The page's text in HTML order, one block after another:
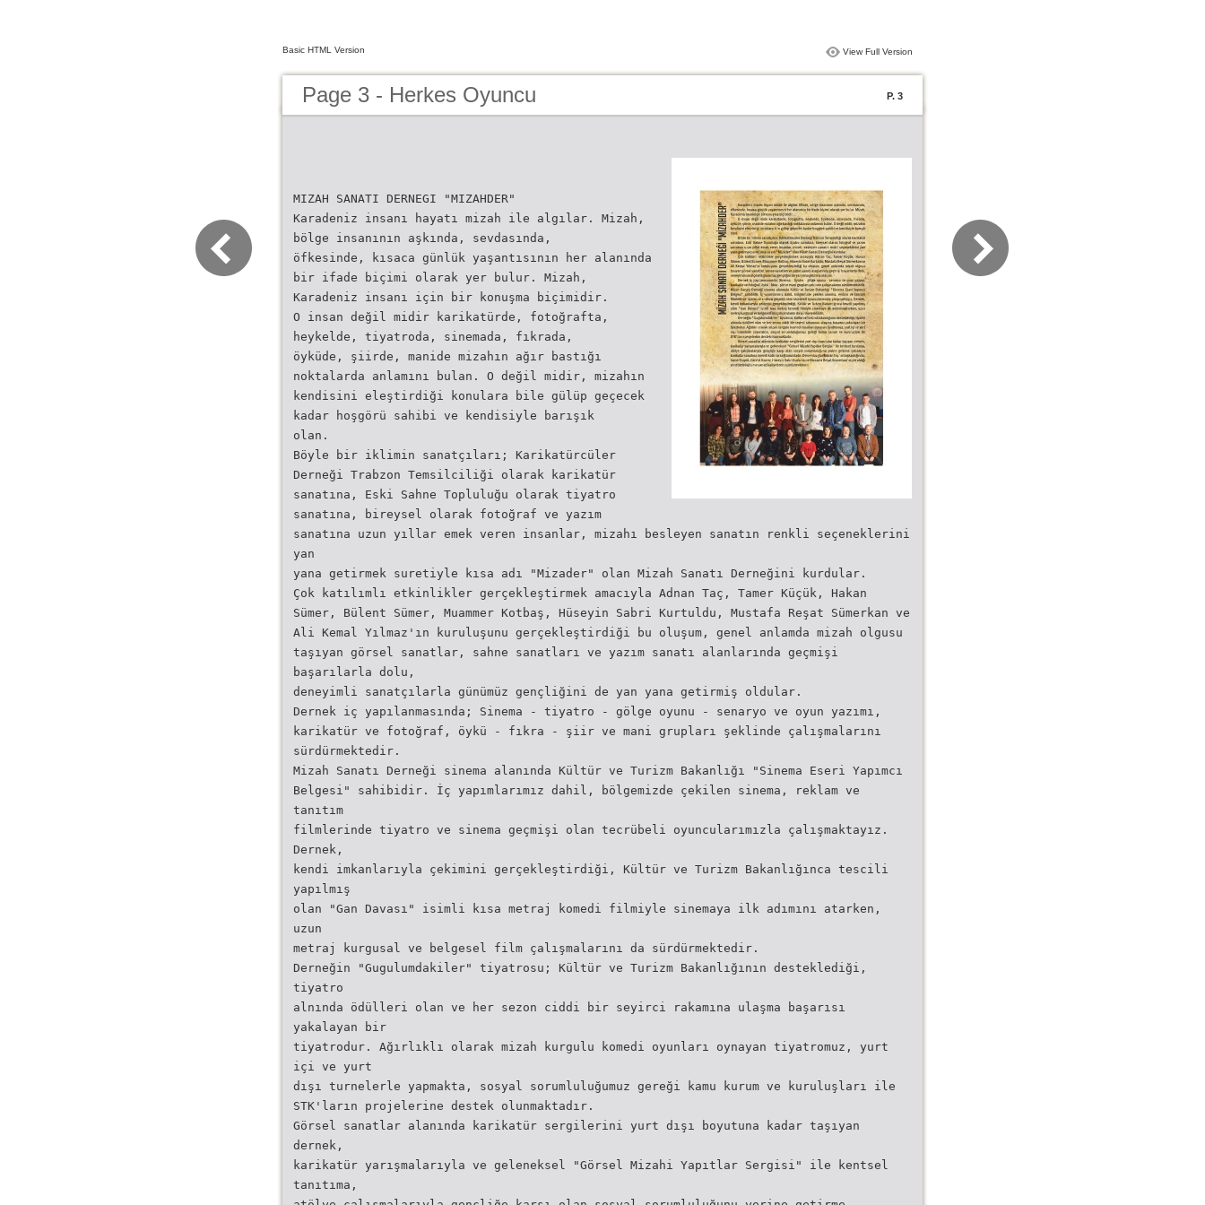
Basic HTML Version View Full Version
Page 3 - Herkes Oyuncu P. 3
MIZAH SANATI DERNEGI "MIZAHDER"
Karadeniz insanı hayatı mizah ile algılar. Mizah,
bölge insanının aşkında, sevdasında,
öfkesinde, kısaca günlük yaşantısının her alanında
bir ifade biçimi olarak yer bulur. Mizah,
Karadeniz insanı için bir konuşma biçimidir.
O insan değil midir karikatürde, fotoğrafta,
heykelde, tiyatroda, sinemada, fıkrada,
öyküde, şiirde, manide mizahın ağır bastığı
noktalarda anlamını bulan. O değil midir, mizahın
kendisini eleştirdiği konulara bile gülüp geçecek
kadar hoşgörü sahibi ve kendisiyle barışık
olan.
Böyle bir iklimin sanatçıları; Karikatürcüler
Derneği Trabzon Temsilciliği olarak karikatür
sanatına, Eski Sahne Topluluğu olarak tiyatro
sanatına, bireysel olarak fotoğraf ve yazım
sanatına uzun yıllar emek veren insanlar, mizahı besleyen sanatın renkli seçeneklerini
yan
yana getirmek suretiyle kısa adı "Mizader" olan Mizah Sanatı Derneğini kurdular.
Çok katılımlı etkinlikler gerçekleştirmek amacıyla Adnan Taç, Tamer Küçük, Hakan
Sümer, Bülent Sümer, Muammer Kotbaş, Hüseyin Sabri Kurtuldu, Mustafa Reşat Sümerkan ve
Ali Kemal Yılmaz'ın kuruluşunu gerçekleştirdiği bu oluşum, genel anlamda mizah olgusu
taşıyan görsel sanatlar, sahne sanatları ve yazım sanatı alanlarında geçmişi
başarılarla dolu,
deneyimli sanatçılarla günümüz gençliğini de yan yana getirmiş oldular.
Dernek iç yapılanmasında; Sinema - tiyatro - gölge oyunu - senaryo ve oyun yazımı,
karikatür ve fotoğraf, öykü - fıkra - şiir ve mani grupları şeklinde çalışmalarını
sürdürmektedir.
Mizah Sanatı Derneği sinema alanında Kültür ve Turizm Bakanlığı "Sinema Eseri Yapımcı
Belgesi" sahibidir. İç yapımlarımız dahil, bölgemizde çekilen sinema, reklam ve
tanıtım
filmlerinde tiyatro ve sinema geçmişi olan tecrübeli oyuncularımızla çalışmaktayız.
Dernek,
kendi imkanlarıyla çekimini gerçekleştirdiği, Kültür ve Turizm Bakanlığınca tescili
yapılmış
olan "Gan Davası" isimli kısa metraj komedi filmiyle sinemaya ilk adımını atarken,
uzun
metraj kurgusal ve belgesel film çalışmalarını da sürdürmektedir.
Derneğin "Gugulumdakiler" tiyatrosu; Kültür ve Turizm Bakanlığının desteklediği,
tiyatro
alnında ödülleri olan ve her sezon ciddi bir seyirci rakamına ulaşma başarısı
yakalayan bir
tiyatrodur. Ağırlıklı olarak mizah kurgulu komedi oyunları oynayan tiyatromuz, yurt
içi ve yurt
dışı turnelerle yapmakta, sosyal sorumluluğumuz gereği kamu kurum ve kuruluşları ile
STK'ların projelerine destek olunmaktadır.
Görsel sanatlar alanında karikatür sergilerini yurt dışı boyutuna kadar taşıyan
dernek,
karikatür yarışmalarıyla ve geleneksel "Görsel Mizahi Yapıtlar Sergisi" ile kentsel
tanıtıma,